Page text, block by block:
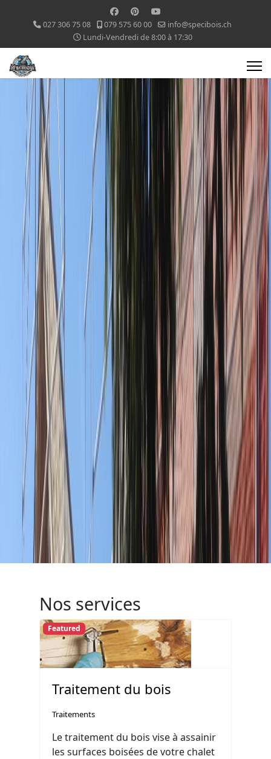
027 306 75 08 079 575 60 00
info@specibois.ch
Lundi-Vendredi de 8:00 à 17:30
Nos services
Featured
Traitement du bois
Traitements
Le traitement du bois vise à assainir
les surfaces boisées de votre chalet